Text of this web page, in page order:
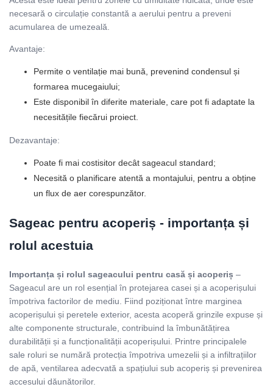
necesară o circulație constantă a aerului pentru a preveni
acumularea de umezeală.
Avantaje:
Permite o ventilație mai bună, prevenind condensul și
formarea mucegaiului;
Este disponibil în diferite materiale, care pot fi adaptate la
necesitățile fiecărui proiect.
Dezavantaje:
Poate fi mai costisitor decât sageacul standard;
Necesită o planificare atentă a montajului, pentru a obține
un flux de aer corespunzător.
Sageac pentru acoperiș - importanța și
rolul acestuia
Importanța și rolul sageacului pentru casă și acoperiș –
Sageacul are un rol esențial în protejarea casei și a acoperișului
împotriva factorilor de mediu. Fiind poziționat între marginea
acoperișului și peretele exterior, acesta acoperă grinzile expuse și
alte componente structurale, contribuind la îmbunătățirea
durabilității și a funcționalității acoperișului. Printre principalele
sale roluri se numără protecția împotriva umezelii și a infiltrațiilor
de apă, ventilarea adecvată a spațiului sub acoperiș și prevenirea
accesului dăunătorilor.